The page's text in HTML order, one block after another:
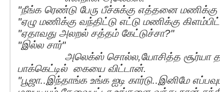
"நீங்க ரெண்டு பேரு பீச்சுக்கு எத்தனை
"ஏழு மணிக்கு வந்திட்டு எட்டு மணிக்கு
"ஏதாவது அலறல் சத்தம் கேட்டுச்சா?"
"இல்ல சார்"
அலெக்ஸ் சொல்ல,யோசித்த சூர்யா
பாக்கெட்டில் கையை விட்டான்.
"பூஜா..இந்தாங்க உங்க ஐடி கார்டு..இனிமே